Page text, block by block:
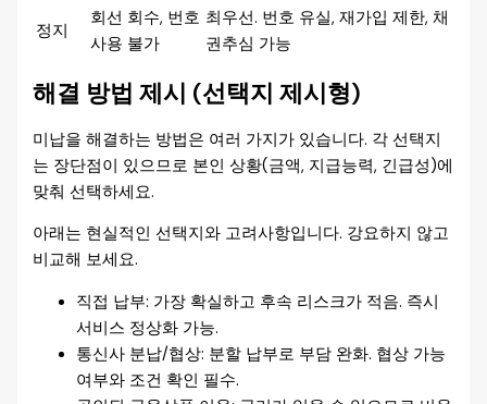
정지
회선 회수, 번호
사용 불가
최우선. 번호 유실, 재가입 제한, 채
권추심 가능
해결 방법 제시 (선택지 제시형)
미납을 해결하는 방법은 여러 가지가 있습니다. 각 선택지
는 장단점이 있으므로 본인 상황(금액, 지급능력, 긴급성)에
맞춰 선택하세요.
아래는 현실적인 선택지와 고려사항입니다. 강요하지 않고
비교해 보세요.
직접 납부: 가장 확실하고 후속 리스크가 적음. 즉시
서비스 정상화 가능.
통신사 분납/협상: 분할 납부로 부담 완화. 협상 가능
여부와 조건 확인 필수.